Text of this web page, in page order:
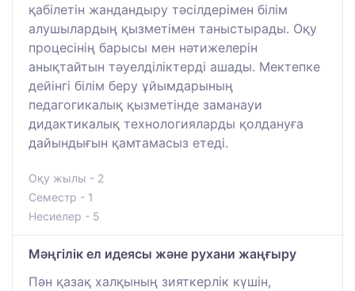
қабілетін жандандыру тәсілдерімен білім
алушылардың қызметімен таныстырады. Оқу
процесінің барысы мен нәтижелерін
анықтайтын тәуелділіктерді ашады. Мектепке
дейінгі білім беру ұйымдарының
педагогикалық қызметінде заманауи
дидактикалық технологияларды қолдануға
дайындығын қамтамасыз етеді.
Оқу жылы - 2
Семестр - 1
Несиелер - 5
Мәңгілік ел идеясы және рухани жаңғыру
Пән қазақ халқының зияткерлік күшін,